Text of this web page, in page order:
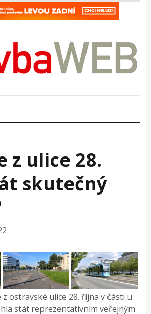
z ulice 28.
skutečný
ostravské ulice 28. října v části u
stát reprezentativním veřejným